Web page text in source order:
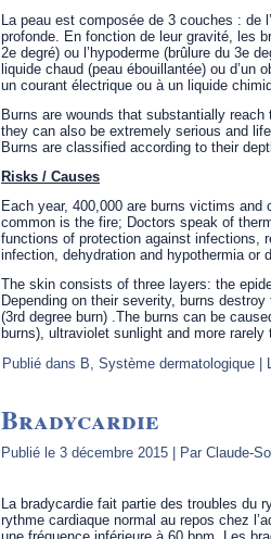
La peau est composée de 3 couches : de
profonde. En fonction de leur gravité, les
2e degré) ou l’hypoderme (brûlure du 3e
liquide chaud (peau ébouillantée) ou
un courant électrique ou à un liquide
Burns are wounds that substantially
they can also be extremely serious and
Burns are classified according to their
Risks / Causes
Each year, 400,000 are burns victims
common is the fire; Doctors speak of
functions of protection against infections,
infection, dehydration and hypothermia or
The skin consists of three layers: the
Depending on their severity, burns
(3rd degree burn) .The burns can be
burns), ultraviolet sunlight and more
Publié dans B, Système dermatologique
Bradycardie
Publié le 3 décembre 2015 Par Claude-
La bradycardie fait partie des troubles du
rythme cardiaque normal au repos chez